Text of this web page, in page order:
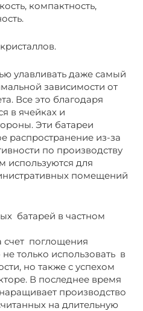
компактность,
улавливать даже самый
зависимости от
Все это благодаря
в ячейках и
Эти батареи
распространение из-за
по производству
используются для
помещений
батарей в частном
счет поглощения
только использовать в
но также с успехом
В последнее время
производство
на длительную